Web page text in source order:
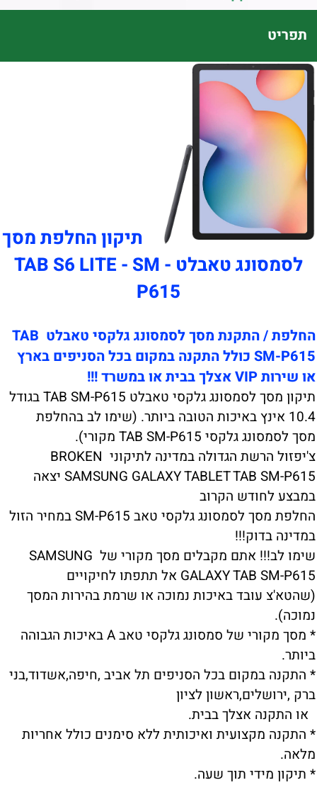
תפריט
תיקון החלפת מסך
לסמסונג טאבלט TAB S6 LITE - SM -
P615
החלפת / התקנת מסך לסמסונג גלקסי טאבלט TAB
SM-P615 כולל התקנה במקום בכל הסניפים בארץ
או שירות VIP אצלך בבית או במשרד !!!
תיקון מסך לסמסונג גלקסי טאבלט TAB SM-P615 בגודל
10.4 אינץ באיכות הטובה ביותר. (שימו לב בהחלפת
מסך לסמסונג גלקסי TAB SM-P615 מקורי).
צ'יפזול הרשת הגדולה במדינה לתיקוני BROKEN
SAMSUNG GALAXY TABLET TAB SM-P615 יצאה
במבצע לחודש הקרוב
החלפת מסך לסמסונג גלקסי טאב SM-P615 במחיר הזול
במדינה בדוק!!!
שימו לב!!! אתם מקבלים מסך מקורי של SAMSUNG
GALAXY TAB SM-P615 אל תתפתו לחיקויים
(שהטא'צ עובד באיכות נמוכה או שרמת בהירות המסך
נמוכה).
* מסך מקורי של סמסונג גלקסי טאב A באיכות הגבוהה
ביותר.
* התקנה במקום בכל הסניפים תל אביב ,חיפה,אשדוד,בני
ברק ,ירושלים,ראשון לציון
או התקנה אצלך בבית.
* התקנה מקצועית ואיכותית ללא סימנים כולל אחריות
מלאה.
* תיקון מידי תוך שעה.